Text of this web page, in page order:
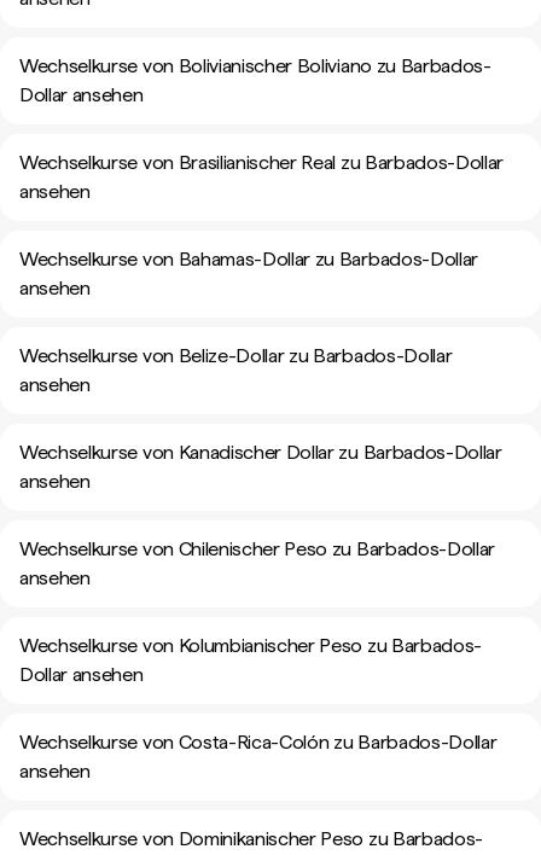
Wechselkurse von Bolivianischer Boliviano zu Barbados-
Dollar ansehen
Wechselkurse von Brasilianischer Real zu Barbados-Dollar
ansehen
Wechselkurse von Bahamas-Dollar zu Barbados-Dollar
ansehen
Wechselkurse von Belize-Dollar zu Barbados-Dollar
ansehen
Wechselkurse von Kanadischer Dollar zu Barbados-Dollar
ansehen
Wechselkurse von Chilenischer Peso zu Barbados-Dollar
ansehen
Wechselkurse von Kolumbianischer Peso zu Barbados-
Dollar ansehen
Wechselkurse von Costa-Rica-Colón zu Barbados-Dollar
ansehen
Wechselkurse von Dominikanischer Peso zu Barbados-